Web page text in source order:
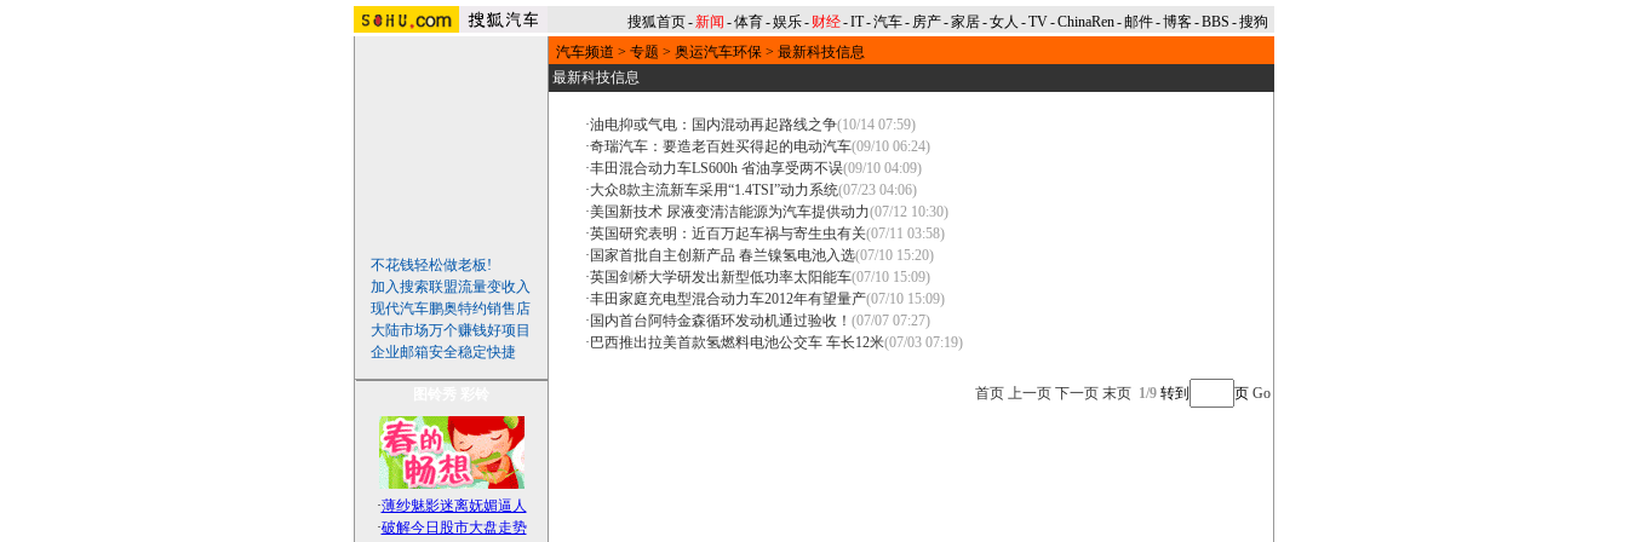
搜狐首页-新闻 -体育-娱乐- 财经-IT-汽车- 房产-家居-女人 -TV-ChinaRen-邮件-博客-BBS -搜狗
不花钱轻松做老板!
加入搜索联盟流量变收入
现代汽车鹏奥特约销售店
大陆市场万个赚钱好项目
企业邮箱安全稳定快捷
·薄纱魅影迷离妩媚逼人
·破解今日股市大盘走势
汽车频道 > 专题 > 奥运汽车环保 > 最新科技信息
最新科技信息
·油电抑或气电：国内混动再起路线之争(10/14 07:59)
·奇瑞汽车：要造老百姓买得起的电动汽车(09/10 06:24)
·丰田混合动力车LS600h 省油享受两不误(09/10 04:09)
·大众8款主流新车采用“1.4TSI”动力系统(07/23 04:06)
·美国新技术 尿液变清洁能源为汽车提供动力(07/12 10:30)
·英国研究表明：近百万起车祸与寄生虫有关(07/11 03:58)
· 国家首批自主创新产品 春兰镍氢电池入选(07/10 15:20)
·英国剑桥大学研发出新型低功率太阳能车(07/10 15:09)
·丰田家庭充电型混合动力车2012年有望量产(07/10 15:09)
· 国内首台阿特金森循环发动机通过验收！ (07/07 07:27)
· 巴西推出拉美首款氢燃料电池公交车 车长12米(07/03 07:19)
首页 上一页 下一页 末页 1/9 转到 页 Go